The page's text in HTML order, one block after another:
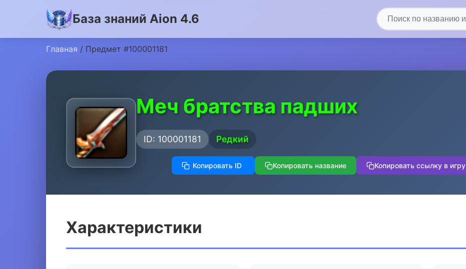
База знаний Aion 4.6
Главная / Предмет #100001181
Меч братства падших
ID: 100001181 Редкий
Копировать ID Копировать название Копировать ссылку в игру
Характеристики